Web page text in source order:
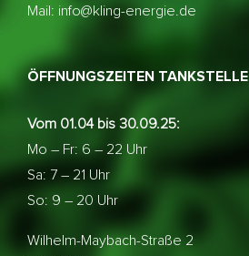
Mail: info@kling-energie.de
ÖFFNUNGSZEITEN TANKSTELLE
Vom 01.04 bis 30.09.25:
Mo – Fr: 6 – 22 Uhr
Sa: 7 – 21 Uhr
So: 9 – 20 Uhr
Wilhelm-Maybach-Straße 2